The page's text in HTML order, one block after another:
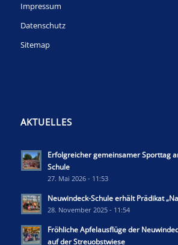
Impressum
Datenschutz
Sitemap
AKTUELLES
Erfolgreicher gemeinsamer Sporttag
Schule
27. Mai 2026 - 11:53
Neuwindeck-Schule erhält Prädikat
28. November 2025 - 11:54
Fröhliche Apfelausflüge der
auf der Streuobstwiese